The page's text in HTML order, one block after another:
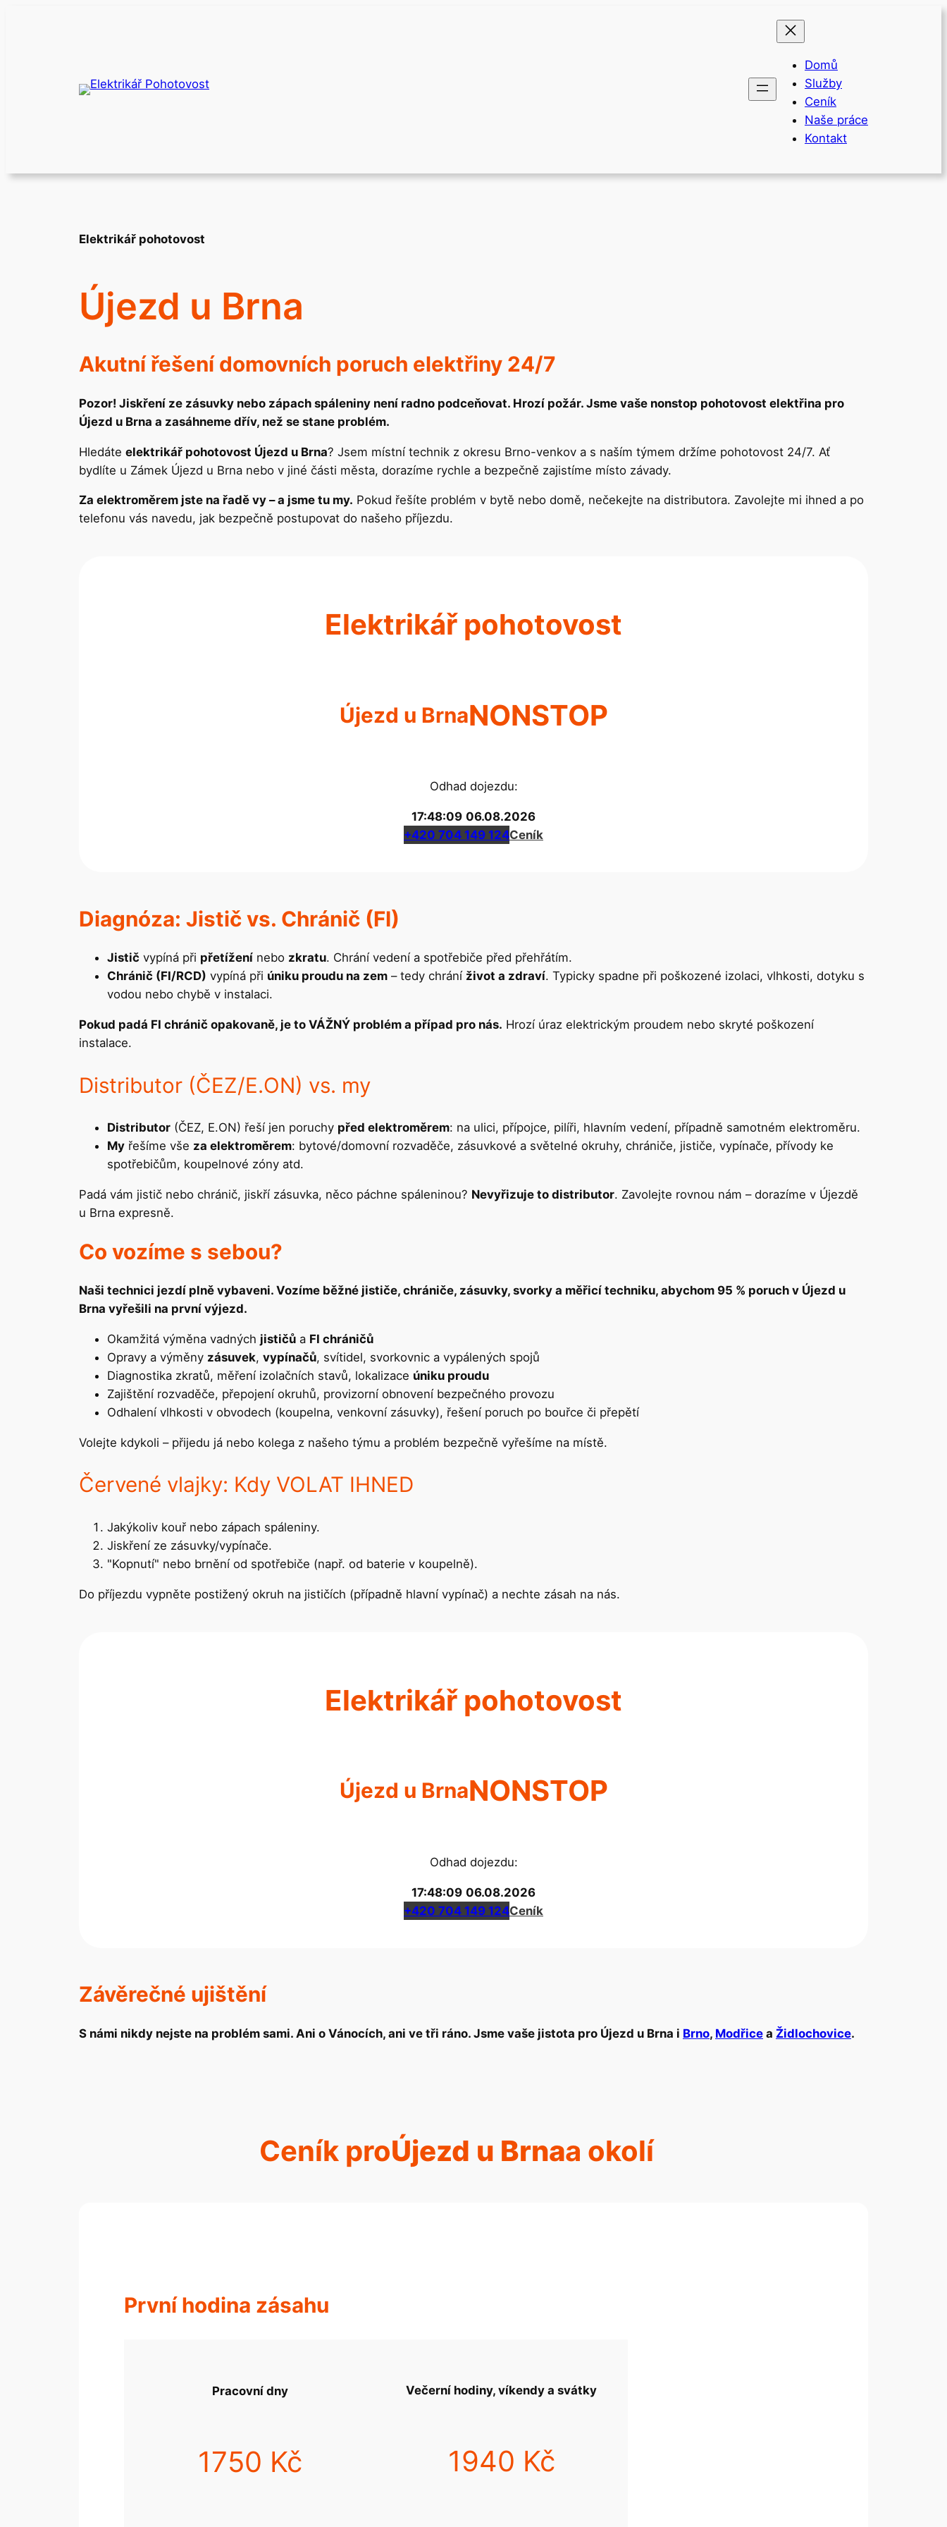
Domů
Služby
Ceník
Naše práce
Kontakt
Elektrikář pohotovost
Újezd u Brna
Akutní řešení domovních poruch elektřiny 24/7
Pozor! Jiskření ze zásuvky nebo zápach spáleniny není radno podceňovat. Hrozí požár. Jsme vaše nonstop pohotovost elektřina pro
Újezd u Brna a zasáhneme dřív, než se stane problém.
Hledáte elektrikář pohotovost Újezd u Brna? Jsem místní technik z okresu Brno-venkov a s naším týmem držíme pohotovost 24/7. Ať
bydlíte u Zámek Újezd u Brna nebo v jiné části města, dorazíme rychle a bezpečně zajistíme místo závady.
Za elektroměrem jste na řadě vy – a jsme tu my. Pokud řešíte problém v bytě nebo domě, nečekejte na distributora. Zavolejte mi ihned a po
telefonu vás navedu, jak bezpečně postupovat do našeho příjezdu.
Elektrikář pohotovost
Újezd u BrnaNONSTOP
Odhad dojezdu:
17:48:10 06.08.2026
+420 704 149 124Ceník
Diagnóza: Jistič vs. Chránič (FI)
Jistič vypíná při přetížení nebo zkratu. Chrání vedení a spotřebiče před přehřátím.
Chránič (FI/RCD) vypíná při úniku proudu na zem – tedy chrání život a zdraví. Typicky spadne při poškozené izolaci, vlhkosti, dotyku s
vodou nebo chybě v instalaci.
Pokud padá FI chránič opakovaně, je to VÁŽNÝ problém a případ pro nás. Hrozí úraz elektrickým proudem nebo skryté poškození
instalace.
Distributor (ČEZ/E.ON) vs. my
Distributor (ČEZ, E.ON) řeší jen poruchy před elektroměrem: na ulici, přípojce, pilíři, hlavním vedení, případně samotném elektroměru.
My řešíme vše za elektroměrem: bytové/domovní rozvaděče, zásuvkové a světelné okruhy, chrániče, jističe, vypínače, přívody ke
spotřebičům, koupelnové zóny atd.
Padá vám jistič nebo chránič, jiskří zásuvka, něco páchne spáleninou? Nevyřizuje to distributor. Zavolejte rovnou nám – dorazíme v Újezdě
u Brna expresně.
Co vozíme s sebou?
Naši technici jezdí plně vybaveni. Vozíme běžné jističe, chrániče, zásuvky, svorky a měřicí techniku, abychom 95 % poruch v Újezd u
Brna vyřešili na první výjezd.
Okamžitá výměna vadných jističů a FI chráničů
Opravy a výměny zásuvek, vypínačů, svítidel, svorkovnic a vypálených spojů
Diagnostika zkratů, měření izolačních stavů, lokalizace úniku proudu
Zajištění rozvaděče, přepojení okruhů, provizorní obnovení bezpečného provozu
Odhalení vlhkosti v obvodech (koupelna, venkovní zásuvky), řešení poruch po bouřce či přepětí
Volejte kdykoli – přijedu já nebo kolega z našeho týmu a problém bezpečně vyřešíme na místě.
Červené vlajky: Kdy VOLAT IHNED
Jakýkoliv kouř nebo zápach spáleniny.
Jiskření ze zásuvky/vypínače.
"Kopnutí" nebo brnění od spotřebiče (např. od baterie v koupelně).
Do příjezdu vypněte postižený okruh na jističích (případně hlavní vypínač) a nechte zásah na nás.
Elektrikář pohotovost
Újezd u BrnaNONSTOP
Odhad dojezdu:
17:48:10 06.08.2026
+420 704 149 124Ceník
Závěrečné ujištění
S námi nikdy nejste na problém sami. Ani o Vánocích, ani ve tři ráno. Jsme vaše jistota pro Újezd u Brna i Brno, Modřice a Židlochovice.
Ceník proÚjezd u Brnaa okolí
První hodina zásahu
Pracovní dny
1750 Kč
Večerní hodiny, víkendy a svátky
1940 Kč